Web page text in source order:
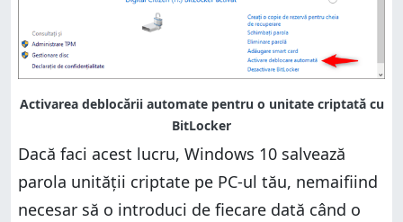
Dacă faci acest lucru, Windows 10 salvează
parola unității criptate pe PC-ul tău, nemaifiind
necesar să o introduci de fiecare dată când o